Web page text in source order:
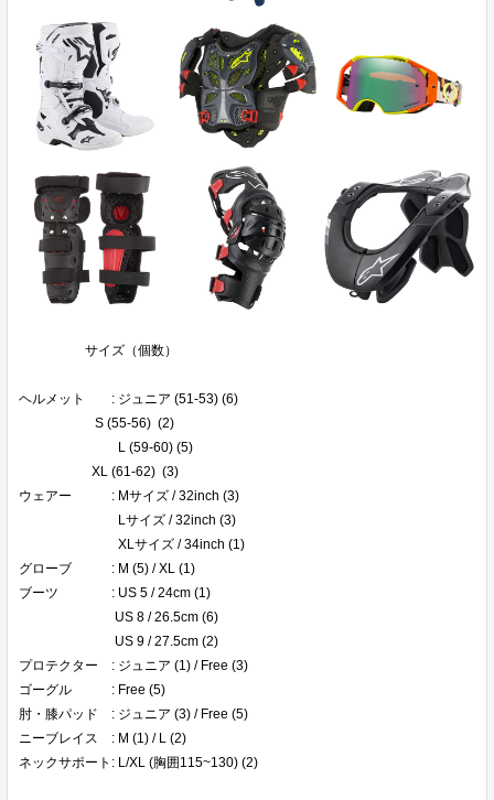
サイズ（個数）
ヘルメット : ジュニア (51-53) (6)
S (55-56) (2)
L (59-60) (5)
XL (61-62) (3)
ウェアー : Mサイズ / 32inch (3)
Lサイズ / 32inch (3)
XLサイズ / 34inch (1)
グローブ : M (5) / XL (1)
ブーツ : US 5 / 24cm (1)
US 8 / 26.5cm (6)
US 9 / 27.5cm (2)
プロテクター : ジュニア (1) / Free (3)
ゴーグル : Free (5)
肘・膝パッド : ジュニア (3) / Free (5)
ニーブレイス : M (1) / L (2)
ネックサポート: L/XL (胸囲115~130) (2)